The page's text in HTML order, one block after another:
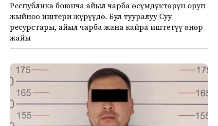
Республика боюнча айыл чарба өсүмдүктөрүн оруп
жыйноо иштери жүрүүдө. Бул тууралуу Суу
ресурстары, айыл чарба жана кайра иштетүү өнөр
жайы